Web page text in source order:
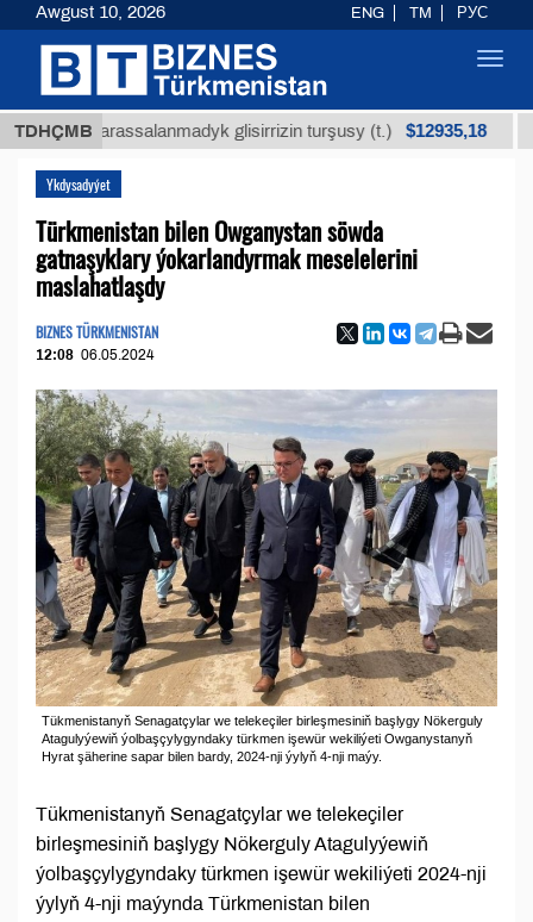
TDHÇMB
arassalanmadyk glisirrizin turşusy (t.) $12935,18 Az
Ykdysadyýet
Türkmenistan bilen Owganystan söwda
gatnaşyklary ýokarlandyrmak meselelerini
maslahatlaşdy
BIZNES TÜRKMENISTAN
12:08 06.05.2024
Tükmenistanyň Senagatçylar we telekeçiler birleşmesiniň başlygy Nökerguly
Atagulyýewiň ýolbaşçylygyndaky türkmen işewür wekiliýeti Owganystanyň
Hyrat şäherine sapar bilen bardy, 2024-nji ýylyň 4-nji maýy.
Tükmenistanyň Senagatçylar we telekeçiler
birleşmesiniň başlygy Nökerguly Atagulyýewiň
ýolbaşçylygyndaky türkmen işewür wekiliýeti 2024-nji
ýylyň 4-nji maýynda Türkmenistan bilen
Awgust 10, 2026 ENG TM РУС